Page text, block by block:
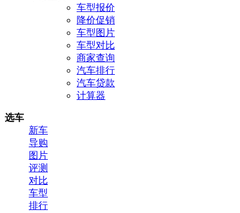
车型报价
降价促销
车型图片
车型对比
商家查询
汽车排行
汽车贷款
计算器
选车
新车
导购
图片
评测
对比
车型
排行